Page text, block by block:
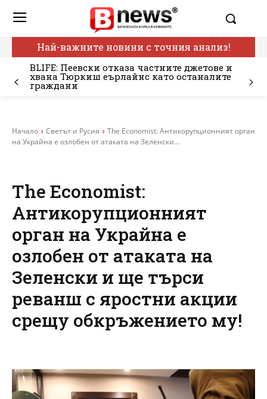
Най-важните новини с точния анализ!
BLIFE: Пеевски отказа частните джетове и
хвана Тюркиш еърлайнс като останалите
граждани
Начало Светът и Русия
The Economist: Антикорупционният орган
на Украйна е озлобен от атаката на Зеленски...
The Economist:
Антикорупционният
орган на Украйна е
озлобен от атаката на
Зеленски и ще търси
реванш с яростни акции
срещу обкръжението му!